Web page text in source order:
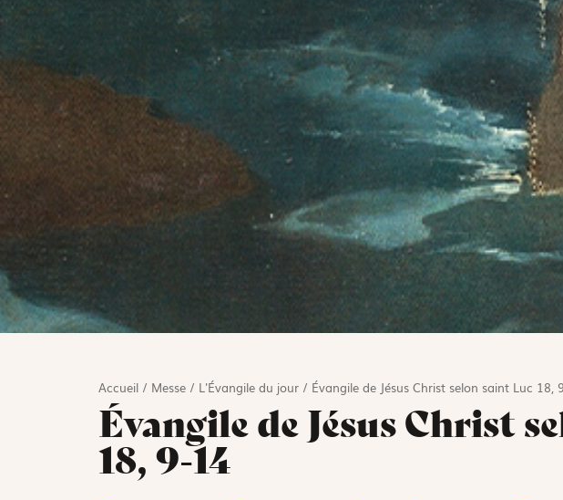
Accueil/ Messe/ L'Évangile du jour/ Évangile de Jésus Christ selon saint Luc 18,
Évangile de Jésus Christ
18, 9-14